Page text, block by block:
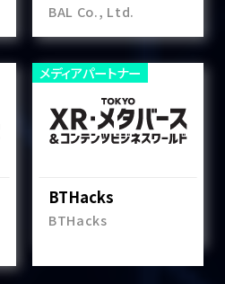
BAL Co., Ltd.
メディアパートナー
BTHacks
BTHacks